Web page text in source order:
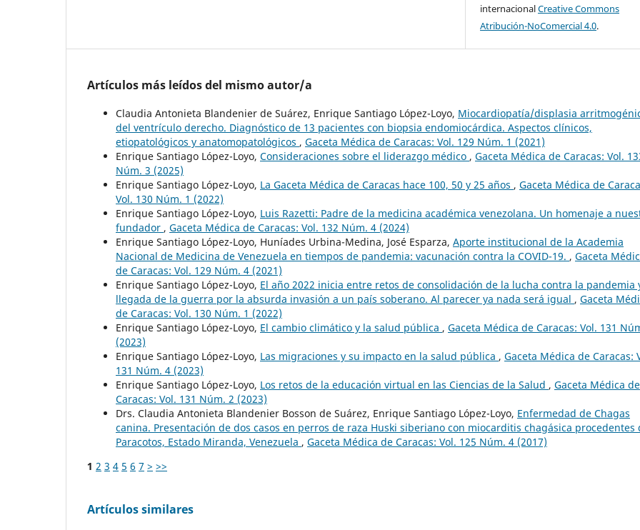
internacionalCreative Commons
Atribución-NoComercial 4.0.
Artículos más leídos del mismo autor/a
Claudia Antonieta Blandenier de Suárez, Enrique Santiago López-Loyo, Miocardiopatía/displasia
del ventrículo derecho. Diagnóstico de 13 pacientes con biopsia endomiocárdica. Aspectos clínicos,
etiopatológicos y anatomopatológicos , Gaceta Médica de Caracas: Vol. 129 Núm. 1 (2021)
Enrique Santiago López-Loyo, Consideraciones sobre el liderazgo médico , Gaceta Médica de Caracas: Vol.
Núm. 3 (2025)
Enrique Santiago López-Loyo, La Gaceta Médica de Caracas hace 100, 50 y 25 años , Gaceta Médica de
Vol. 130 Núm. 1 (2022)
Enrique Santiago López-Loyo, Luis Razetti: Padre de la medicina académica venezolana. Un homenaje a
fundador , Gaceta Médica de Caracas: Vol. 132 Núm. 4 (2024)
Enrique Santiago López-Loyo, Huníades Urbina-Medina, José Esparza, Aporte institucional de la Academia
Nacional de Medicina de Venezuela en tiempos de pandemia: vacunación contra la COVID-19. , Gaceta
de Caracas: Vol. 129 Núm. 4 (2021)
Enrique Santiago López-Loyo, El año 2022 inicia entre retos de consolidación de la lucha contra la pandemia
llegada de la guerra por la absurda invasión a un país soberano. Al parecer ya nada será igual , Gaceta
de Caracas: Vol. 130 Núm. 1 (2022)
Enrique Santiago López-Loyo, El cambio climático y la salud pública , Gaceta Médica de Caracas: Vol. 131
(2023)
Enrique Santiago López-Loyo, Las migraciones y su impacto en la salud pública , Gaceta Médica de Caracas:
131 Núm. 4 (2023)
Enrique Santiago López-Loyo, Los retos de la educación virtual en las Ciencias de la Salud , Gaceta Médica de
Caracas: Vol. 131 Núm. 2 (2023)
Drs. Claudia Antonieta Blandenier Bosson de Suárez, Enrique Santiago López-Loyo, Enfermedad de Chagas
canina. Presentación de dos casos en perros de raza Huski siberiano con miocarditis chagásica procedentes
Paracotos, Estado Miranda, Venezuela , Gaceta Médica de Caracas: Vol. 125 Núm. 4 (2017)
1 2 3 4 5 6 7 > >>
Artículos similares